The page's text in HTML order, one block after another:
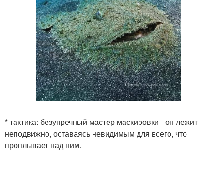
* тактика: безупречный мастер маскировки - он лежит
неподвижно, оставаясь невидимым для всего, что
проплывает над ним.